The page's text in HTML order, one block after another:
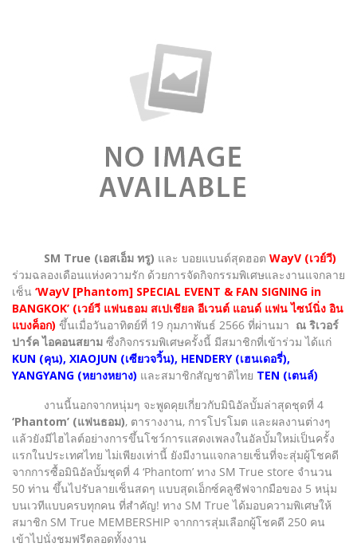
SM True (เอสเอ็ม ทรู) และ บอยแบนด์สุดฮอต WayV (เวย์วี)
ร่วมฉลองเดือนแห่งความรัก ด้วยการจัดกิจกรรมพิเศษและงานแจกลาย
เซ็น ‘WayV [Phantom] SPECIAL EVENT & FAN SIGNING in
BANGKOK’ (เวย์วี แฟนธอม สเปเชียล อีเวนต์ แอนด์ แฟน ไซน์นิ่ง อิน
แบงค็อก) ขึ้นเมื่อวันอาทิตย์ที่ 19 กุมภาพันธ์ 2566 ที่ผ่านมา ณ ริเวอร์
ปาร์ค ไอคอนสยาม ซึ่งกิจกรรมพิเศษครั้งนี้ มีสมาชิกที่เข้าร่วม ได้แก่
KUN (คุน), XIAOJUN (เซียวจวิ้น), HENDERY (เฮนเดอรี่),
YANGYANG (หยางหยาง) และสมาชิกสัญชาติไทย TEN (เตนล์)
งานนี้นอกจากหนุ่มๆ จะพูดคุยเกี่ยวกับมินิอัลบั้มล่าสุดชุดที่ 4
‘Phantom’ (แฟนธอม), ตารางงาน, การโปรโมต และผลงานต่างๆ
แล้วยังมีไฮไลต์อย่างการขึ้นโชว์การแสดงเพลงในอัลบั้มใหม่เป็นครั้ง
แรกในประเทศไทย ไม่เพียงเท่านี้ ยังมีงานแจกลายเซ็นที่จะสุ่มผู้โชคดี
จากการซื้อมินิอัลบั้มชุดที่ 4 ‘Phantom’ ทาง SM True store จำนวน
50 ท่าน ขึ้นไปรับลายเซ็นสดๆ แบบสุดเอ็กซ์คลูซีฟจากมือของ 5 หนุ่ม
บนเวทีแบบครบทุกคน ที่สำคัญ! ทาง SM True ได้มอบความพิเศษให้
สมาชิก SM True MEMBERSHIP จากการสุ่มเลือกผู้โชคดี 250 คน
เข้าไปนั่งชมฟรีตลอดทั้งงาน